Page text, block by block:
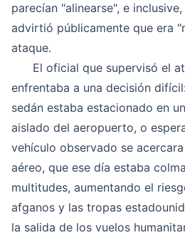
parecían "alinearse", e
advirtió públicamente que era
ataque.
El oficial que supervisó el
enfrentaba a una decisión
sedán estaba estacionado en
aislado del aeropuerto, o
vehículo observado se
aéreo, que ese día estaba
multitudes, aumentando el
afganos y las tropas
la salida de los vuelos